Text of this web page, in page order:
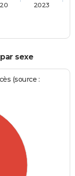
2023
sexe
(source :